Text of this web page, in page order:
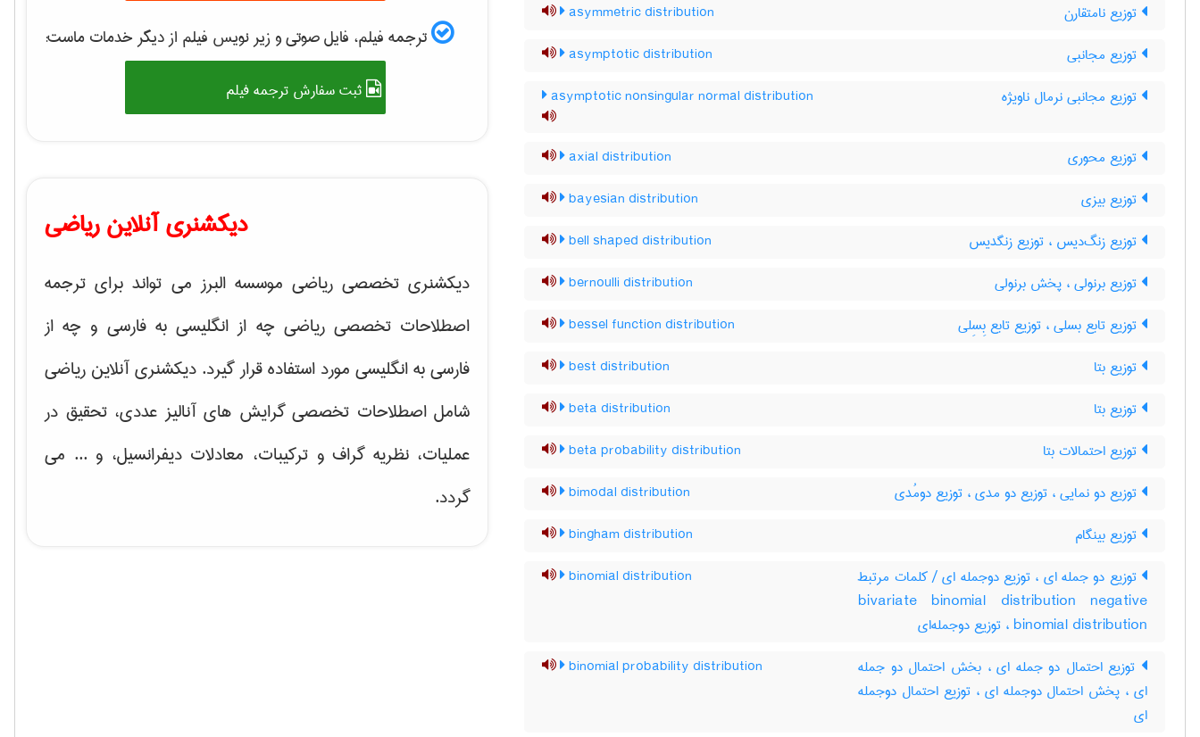
توزیع نامتقارن asymmetric distribution
توزیع مجانبی asymptotic distribution
توزیع مجانبی نرمال ناویژه asymptotic nonsingular normal distribution
توزیع محوری axial distribution
توزیع بیزی bayesian distribution
توزیع زنگ‌دیس ، توزیع زنگدیس bell shaped distribution
توزیع برنولی ، پخش برنولی bernoulli distribution
توزیع تابع بسلی ، توزیع تابع بِسِلی bessel function distribution
توزیع بتا best distribution
توزیع بتا beta distribution
توزیع احتمالات بتا beta probability distribution
توزیع دو نمایی ، توزیع دو مدی ، توزیع دومُدی bimodal distribution
توزیع بینگام bingham distribution
توزیع دو جمله ای ، توزیع دوجمله ای / کلمات مرتبط
bivariate binomial distribution negative
binomial distribution ، توزیع دوجمله‌ای
binomial distribution
توزیع احتمال دو جمله ای ، بخش احتمال دو جمله
ای ، پخش احتمال دوجمله ای ، توزیع احتمال دوجمله
ای
binomial probability distribution
ترجمه فیلم، فایل صوتی و زیر نویس فیلم از دیگر خدمات ماست:
ثبت سفارش ترجمه فیلم
دیکشنری آنلاین ریاضی
دیکشنری تخصصی ریاضی موسسه البرز می تواند برای ترجمه
اصطلاحات تخصصی ریاضی چه از انگلیسی به فارسی و چه از
فارسی به انگلیسی مورد استفاده قرار گیرد. دیکشنری آنلاین ریاضی
شامل اصطلاحات تخصصی گرایش هایآنالیز عددی، تحقیق در
عملیات، نظریه گراف و تركیبات، معادلات دیفرانسیل، و ... می
گردد.